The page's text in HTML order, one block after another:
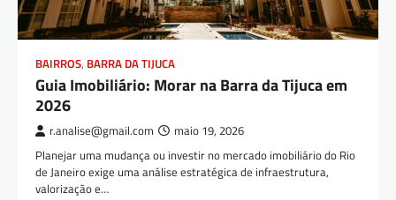
BAIRROS, BARRA DA TIJUCA
Guia Imobiliário: Morar na Barra da Tijuca em
2026
r.analise@gmail.com maio 19, 2026
Planejar uma mudança ou investir no mercado imobiliário do Rio
de Janeiro exige uma análise estratégica de infraestrutura,
valorização e…